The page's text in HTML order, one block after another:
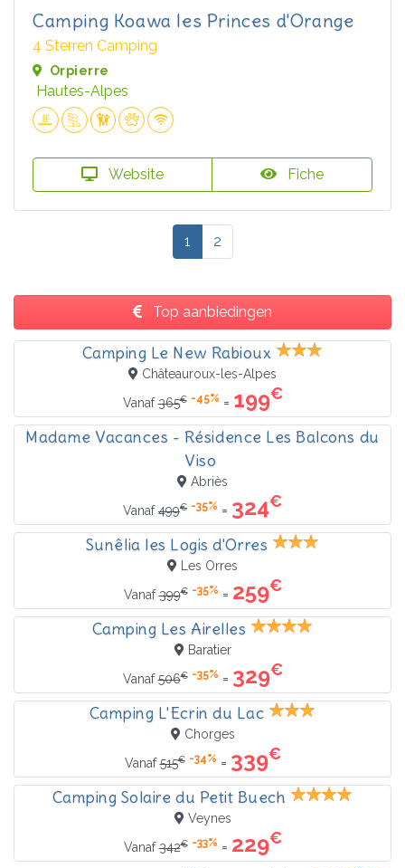
Camping Koawa les Princes d'Orange
4 Sterren Camping
Orpierre
Hautes-Alpes
Website Fiche
1 2
Top aanbiedingen
Camping Le New Rabioux
Châteauroux-les-Alpes
Vanaf365€ -45% = 199€
Madame Vacances - Résidence Les Balcons du
Viso
Abriès
Vanaf499€ -35% = 324€
Sunêlia les Logis d'Orres
Les Orres
Vanaf399€ -35% = 259€
Camping Les Airelles
Baratier
Vanaf506€ -35% = 329€
Camping L'Ecrin du Lac
Chorges
Vanaf515€ -34% = 339€
Camping Solaire du Petit Buech
Veynes
Vanaf342€ -33% = 229€